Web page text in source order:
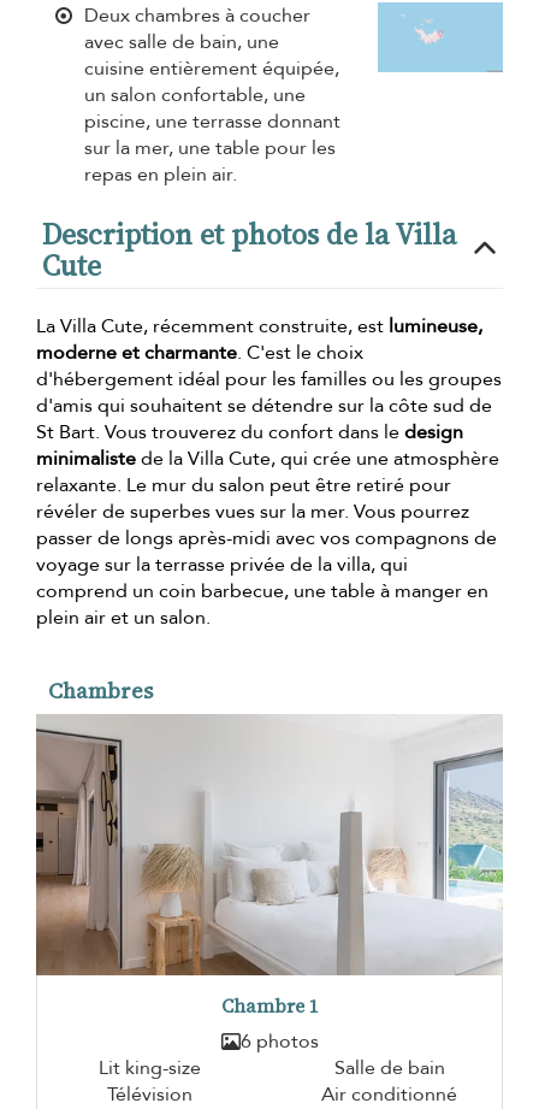
Deux chambres à coucher
avec salle de bain, une
cuisine entièrement équipée,
un salon confortable, une
piscine, une terrasse donnant
sur la mer, une table pour les
repas en plein air.
Description et photos de la Villa
Cute
La Villa Cute, récemment construite, est lumineuse,
moderne et charmante. C'est le choix
d'hébergement idéal pour les familles ou les groupes
d'amis qui souhaitent se détendre sur la côte sud de
St Bart. Vous trouverez du confort dans ledesign
minimalistede la Villa Cute, qui crée une atmosphère
relaxante. Le mur du salon peut être retiré pour
révéler de superbes vues sur la mer. Vous pourrez
passer de longs après-midi avec vos compagnons de
voyage sur la terrasse privée de la villa, qui
comprend un coin barbecue, une table à manger en
plein air et un salon.
Chambres
Chambre 1
6 photos
Lit king-size
Salle de bain
Télévision
Air conditionné